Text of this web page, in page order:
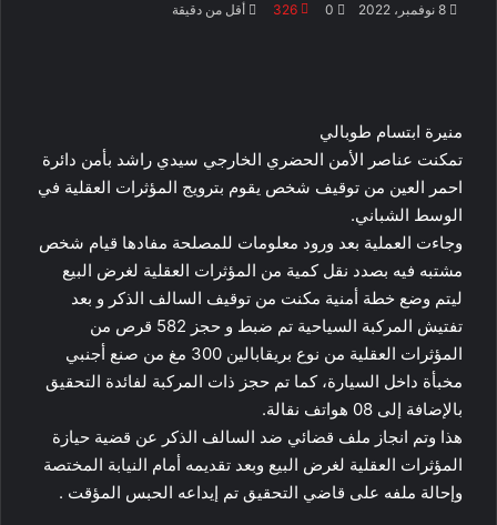
8 نوفمبر، 2022 0
326 أقل من دقيقة
منيرة ابتسام طوبالي
تمكنت عناصر الأمن الحضري الخارجي سيدي راشد بأمن دائرة
احمر العين من توقيف شخص يقوم بترويج المؤثرات العقلية في
الوسط الشباني.
وجاءت العملية بعد ورود معلومات للمصلحة مفادها قيام شخص
مشتبه فيه بصدد نقل كمية من المؤثرات العقلية لغرض البيع
ليتم وضع خطة أمنية مكنت من توقيف السالف الذكر و بعد
تفتيش المركبة السياحية تم ضبط و حجز 582 قرص من
المؤثرات العقلية من نوع بريقابالين 300 مغ من صنع أجنبي
مخبأة داخل السيارة، كما تم حجز ذات المركبة لفائدة التحقيق
بالإضافة إلى 08 هواتف نقالة.
هذا وتم انجاز ملف قضائي ضد السالف الذكر عن قضية حيازة
المؤثرات العقلية لغرض البيع وبعد تقديمه أمام النيابة المختصة
وإحالة ملفه على قاضي التحقيق تم إيداعه الحبس المؤقت .